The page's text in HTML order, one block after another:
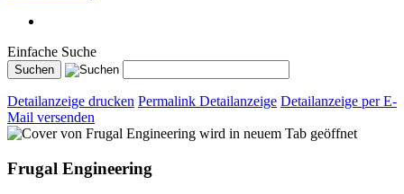
Einfache Suche
Detailanzeige drucken Permalink Detailanzeige Detailanzeige per E-
Mail versenden
wird in neuem Tab geöffnet
Frugal Engineering